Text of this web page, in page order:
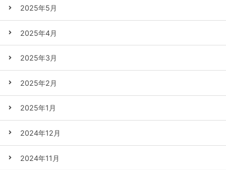
2025年5月
2025年4月
2025年3月
2025年2月
2025年1月
2024年12月
2024年11月